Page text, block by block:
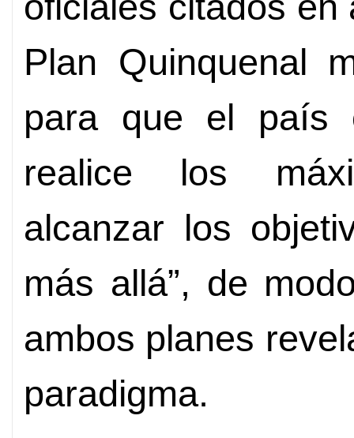
Plan Quinquenal
para que el país
realice los
alcanzar los
más allá”, de
ambos planes
paradigma.